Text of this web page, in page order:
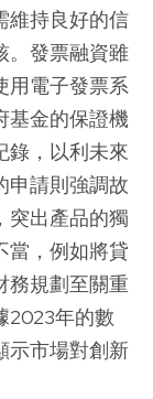
維持良好的信
。發票融資雖
用電子發票系
基金的保證機
錄，以利未來
申請則強調故
突出產品的獨
當，例如將貸
務規劃至關重
2023年的數
示市場對創新